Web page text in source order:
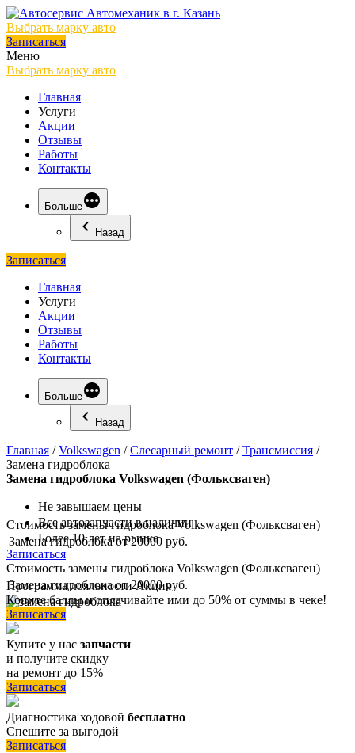
Выбрать марку авто
Записаться
Меню
Выбрать марку авто
Главная
Услуги
Акции
Отзывы
Работы
Контакты
Больше
Назад
Записаться
Главная
Услуги
Акции
Отзывы
Работы
Контакты
Больше
Назад
Главная /Volkswagen /Слесарный ремонт /Трансмиссия /
Замена гидроблока
Замена гидроблока Volkswagen (Фольксваген)
Не завышаем цены
Все автозапчасти в наличии
Более 10 лет на рынке
Записаться
Стоимость замены гидроблока Volkswagen (Фольксваген)
Замена гидроблока от 20000 руб.
Стоимость замены гидроблока Volkswagen (Фольксваген)
Замена гидроблока от 20000 руб.
ПрограммалояльностиАкция
Копите баллы и оплачивайте ими до 50% от суммы в чеке!
Записаться
Купите у нас запчасти
и получите скидку
на ремонт до 15%
Записаться
Диагностика ходовой бесплатно
Спешите за выгодой
Записаться